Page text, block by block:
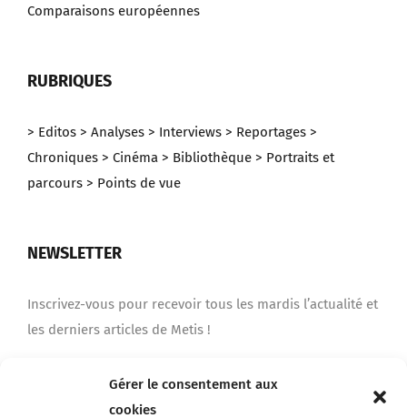
Gérer le consentement aux
cookies
Comparaisons européennes
RUBRIQUES
> Editos > Analyses > Interviews > Reportages >
Chroniques > Cinéma > Bibliothèque > Portraits et
parcours > Points de vue
NEWSLETTER
Inscrivez-vous pour recevoir tous les mardis l’actualité et
les derniers articles de Metis !